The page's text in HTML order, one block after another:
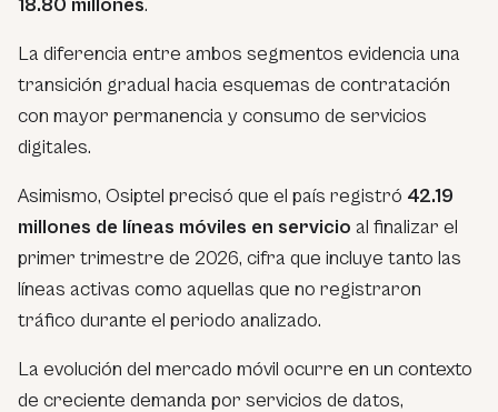
18.80 millones.
La diferencia entre ambos segmentos evidencia una
transición gradual hacia esquemas de contratación
con mayor permanencia y consumo de servicios
digitales.
Asimismo, Osiptel precisó que el país registró 42.19
millones de líneas móviles en servicio al finalizar el
primer trimestre de 2026, cifra que incluye tanto las
líneas activas como aquellas que no registraron
tráfico durante el periodo analizado.
La evolución del mercado móvil ocurre en un contexto
de creciente demanda por servicios de datos,